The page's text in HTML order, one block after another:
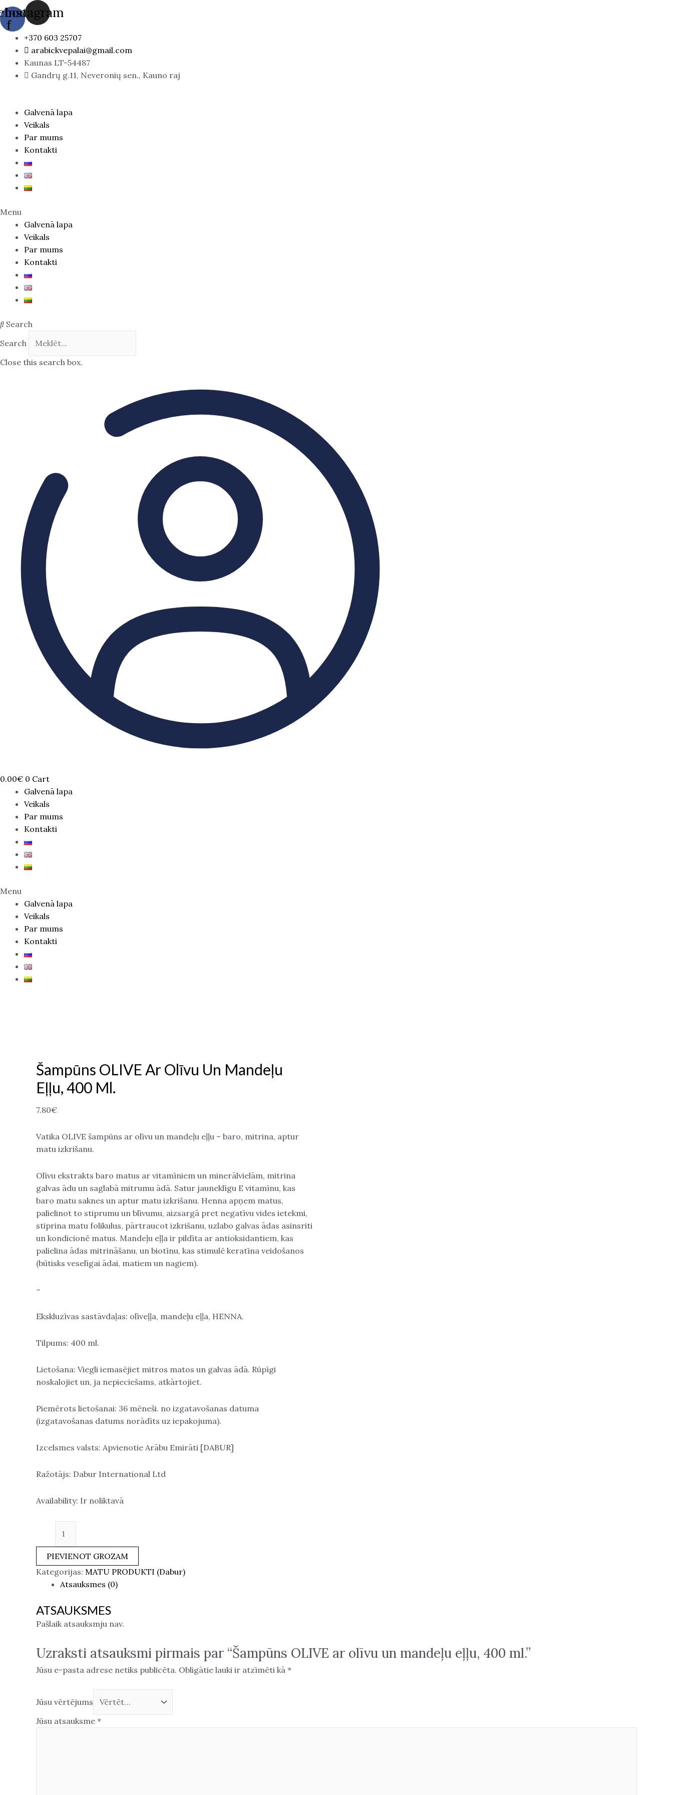
Skip
to
content
f
Instagram
+370 603 25707
arabickvepalai@gmail.com
Kaunas LT-54487
Gandrų g.11, Neveronių sen., Kauno raj
Galvenā lapa
Veikals
Par mums
Kontakti
Menu
Galvenā lapa
Veikals
Par mums
Kontakti
Search
Search
Close this search box.
0.00€ 0 Cart
Galvenā lapa
Veikals
Par mums
Kontakti
Menu
Galvenā lapa
Veikals
Par mums
Kontakti
Šampūns OLIVE Ar Olīvu Un Mandeļu
Eļļu, 400 Ml.
7.80€
Vatika OLIVE šampūns ar olīvu un mandeļu eļļu – baro, mitrina, aptur
matu izkrišanu.
Olīvu ekstrakts baro matus ar vitamīniem un minerālvielām, mitrina
galvas ādu un saglabā mitrumu ādā. Satur jauneklīgu E vitamīnu, kas
baro matu saknes un aptur matu izkrišanu. Henna apņem matus,
palielinot to stiprumu un blīvumu, aizsargā pret negatīvu vides ietekmi,
stiprina matu folikulus, pārtraucot izkrišanu, uzlabo galvas ādas asinsriti
un kondicionē matus. Mandeļu eļļa ir pildīta ar antioksidantiem, kas
palielina ādas mitrināšanu, un biotīnu, kas stimulē keratīna veidošanos
(būtisks veselīgai ādai, matiem un nagiem).
–
Ekskluzīvas sastāvdaļas: olīveļļa, mandeļu eļļa, HENNA.
Tilpums: 400 ml.
Lietošana: Viegli iemasējiet mitros matos un galvas ādā. Rūpīgi
noskalojiet un, ja nepieciešams, atkārtojiet.
Piemērots lietošanai: 36 mēneši. no izgatavošanas datuma
(izgatavošanas datums norādīts uz iepakojuma).
Izcelsmes valsts: Apvienotie Arābu Emirāti [DABUR]
Ražotājs: Dabur International Ltd
Availability: Ir noliktavā
Šampūns
OLIVE
olīvu
un
mandeļu
eļļu,
daudzums
PIEVIENOT GROZAM
Kategorijas: MATU PRODUKTI (Dabur)
Atsauksmes (0)
ATSAUKSMES
Pašlaik atsauksmju nav.
Uzraksti atsauksmi pirmais par “Šampūns OLIVE ar olīvu un mandeļu eļļu, 400 ml.”
Jūsu e-pasta adrese netiks publicēta. Obligātie lauki ir atzīmēti kā *
Jūsu vērtējums
Jūsu atsauksme *